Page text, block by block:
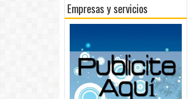
Empresas y servicios